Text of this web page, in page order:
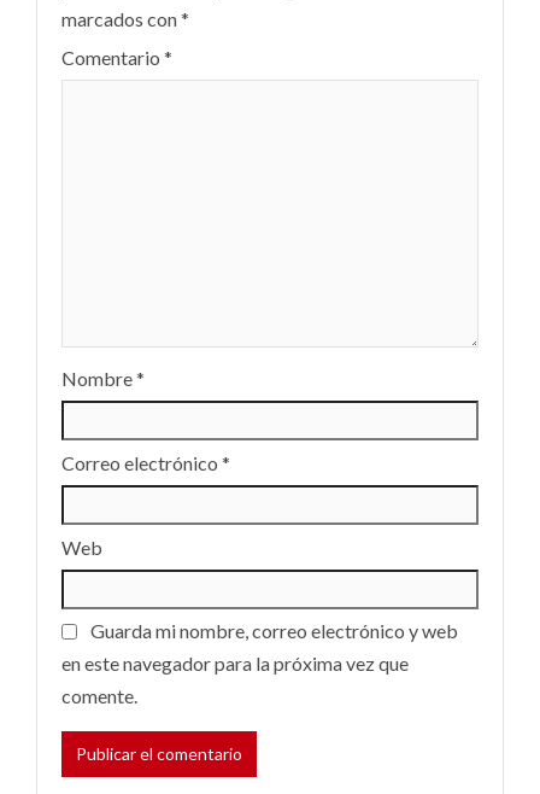
marcados con*
Comentario *
Nombre*
Correo electrónico *
Web
Guarda mi nombre, correo electrónico y web
en este navegador para la próxima vez que
comente.